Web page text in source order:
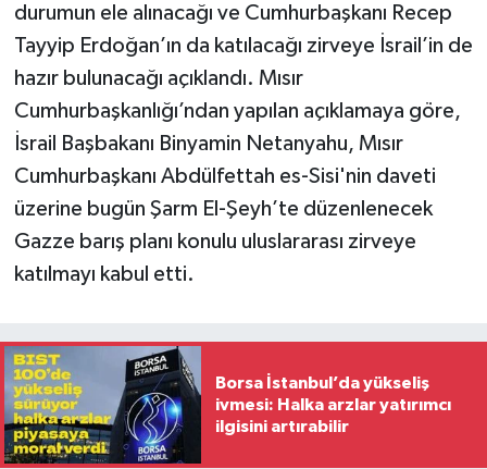
durumun ele alınacağı ve Cumhurbaşkanı Recep
Tayyip Erdoğan’ın da katılacağı zirveye İsrail’in de
hazır bulunacağı açıklandı. Mısır
Cumhurbaşkanlığı’ndan yapılan açıklamaya göre,
İsrail Başbakanı Binyamin Netanyahu, Mısır
Cumhurbaşkanı Abdülfettah es-Sisi'nin daveti
üzerine bugün Şarm El-Şeyh’te düzenlenecek
Gazze barış planı konulu uluslararası zirveye
katılmayı kabul etti.
Borsa İstanbul’da yükseliş
ivmesi: Halka arzlar yatırımcı
ilgisini artırabilir